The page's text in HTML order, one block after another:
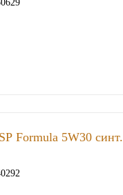
Formula 5W30 синт.